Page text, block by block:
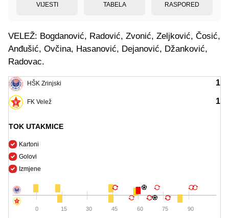
VIJESTI TABELA RASPORED
VELEŽ: Bogdanović, Radović, Zvonić, Zeljković, Čosić,
Anđušić, Ovčina, Hasanović, Dejanović, Džanković,
Radovac.
HŠK Zrinjski
FK Velež
1
1
TOK UTAKMICE
Kartoni
Golovi
Izmjene
0 15 30 45 60 75 90